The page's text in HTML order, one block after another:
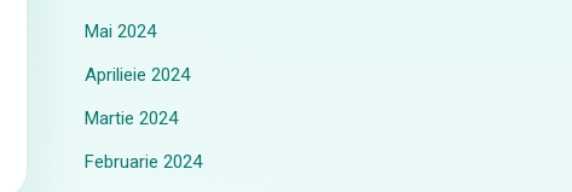
Mai 2024
Aprilieie 2024
Martie 2024
Februarie 2024